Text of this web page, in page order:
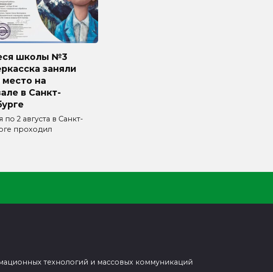
школы №3
заняли
место на
в Санкт-
по 2 августа в Санкт-
проходил
технологий и массовых коммуникаций